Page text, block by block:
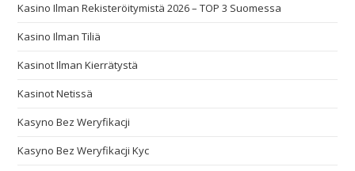
Kasino Ilman Rekisteröitymistä 2026 – TOP 3 Suomessa
Kasino Ilman Tiliä
Kasinot Ilman Kierrätystä
Kasinot Netissä
Kasyno Bez Weryfikacji
Kasyno Bez Weryfikacji Kyc